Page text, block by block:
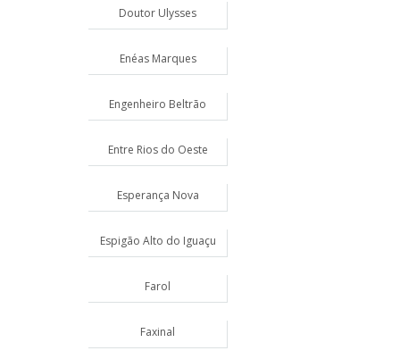
Doutor Ulysses
Enéas Marques
Engenheiro Beltrão
Entre Rios do Oeste
Esperança Nova
Espigão Alto do Iguaçu
Farol
Faxinal